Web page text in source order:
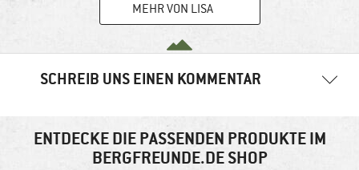
MEHR VON LISA
SCHREIB UNS EINEN KOMMENTAR
Felder sind mit*markiert
ENTDECKE DIE PASSENDEN PRODUKTE IM
BERGFREUNDE.DE SHOP